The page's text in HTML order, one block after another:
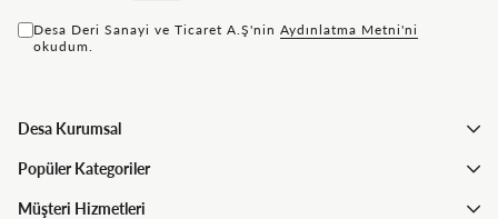
Desa Deri Sanayi ve Ticaret A.Ş'nin Aydınlatma Metni'ni
okudum.
Desa Kurumsal
Popüler Kategoriler
Müşteri Hizmetleri